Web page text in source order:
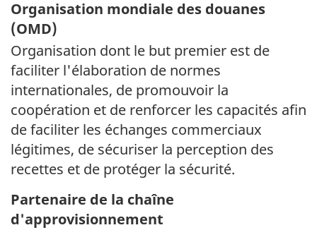
Organisation mondiale des douanes
(OMD)
Organisation dont le but premier est de
faciliter l'élaboration de normes
internationales, de promouvoir la
coopération et de renforcer les capacités afin
de faciliter les échanges commerciaux
légitimes, de sécuriser la perception des
recettes et de protéger la sécurité.
Partenaire de la chaîne
d'approvisionnement